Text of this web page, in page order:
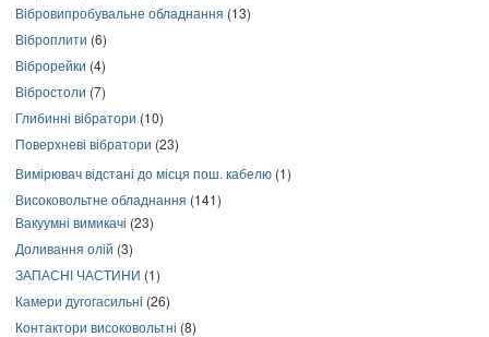
Вібровипробувальне обладнання (13)
Віброплити (6)
Віброрейки (4)
Вібростоли (7)
Глибинні вібратори (10)
Поверхневі вібратори (23)
Вимірювач відстані до місця пош. кабелю (1)
Високовольтне обладнання (141)
Вакуумні вимикачі (23)
Доливання олій (3)
ЗАПАСНІ ЧАСТИНИ (1)
Камери дугогасильні (26)
Контактори високовольтні (8)